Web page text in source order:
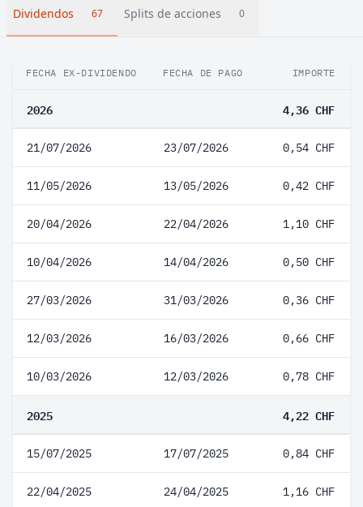
Dividendos 67 Splits de acciones 0
FECHA EX-DIVIDENDO FECHA DE PAGO IMPORTE
2026 4,36 CHF
21/07/2026 23/07/2026 0,54 CHF
11/05/2026 13/05/2026 0,42 CHF
20/04/2026 22/04/2026 1,10 CHF
10/04/2026 14/04/2026 0,50 CHF
27/03/2026 31/03/2026 0,36 CHF
12/03/2026 16/03/2026 0,66 CHF
10/03/2026 12/03/2026 0,78 CHF
2025 4,22 CHF
15/07/2025 17/07/2025 0,84 CHF
22/04/2025 24/04/2025 1,16 CHF